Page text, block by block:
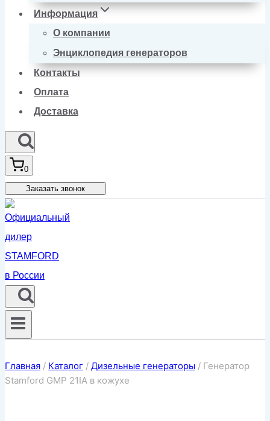
Информация
О компании
Энциклопедия генераторов
Контакты
Оплата
Доставка
0
Заказать звонок
Главная / Каталог / Дизельные генераторы / Генератор
Stamford GMP 21IA в кожухе